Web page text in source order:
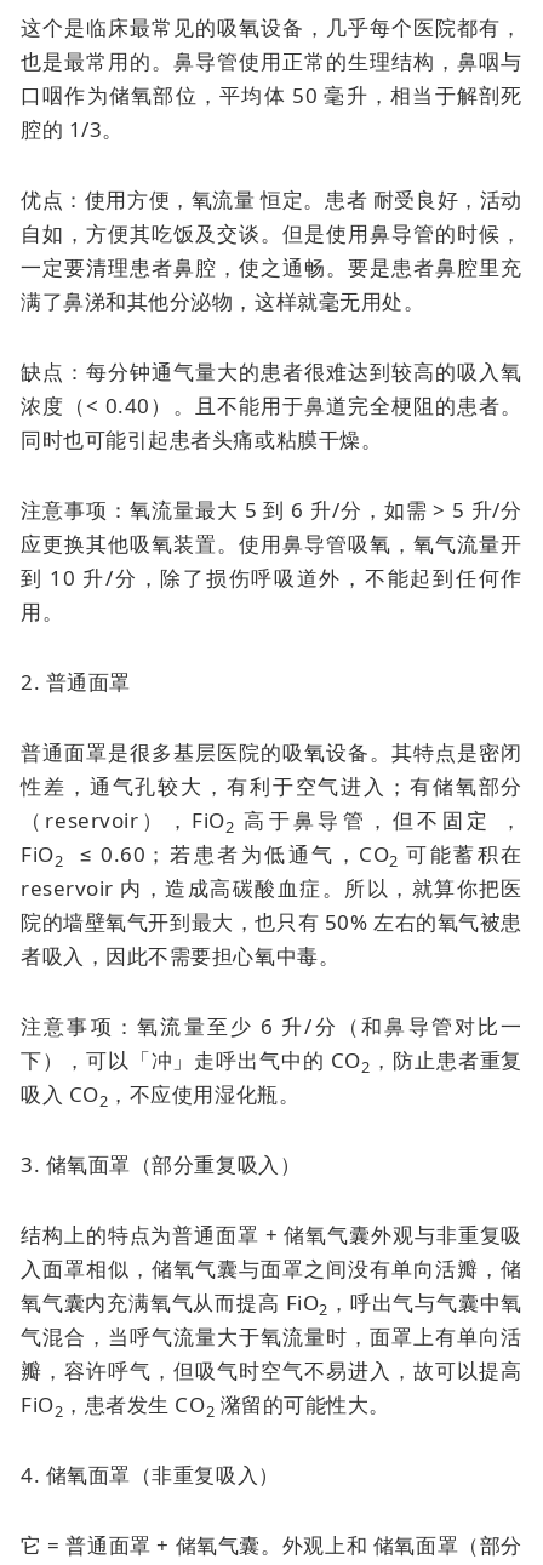
这个是临床最常见的吸氧设备，几乎每个医院都有，
也是最常用的。鼻导管使用正常的生理结构，鼻咽与
口咽作为储氧部位，平均体 50 毫升，相当于解剖死
腔的 1/3。
优点：使用方便， 氧流量恒定。患者 耐受良好，活动
自如，方便其吃饭及交谈。但是使用鼻导管的时候，
一定要清理患者鼻腔，使之通畅。要是患者鼻腔里充
满了鼻涕和其他分泌物，这样就毫无用处。
缺点：每分钟通气量大的患者很难达到较高的吸入氧
浓度（< 0.40）。且不能用于鼻道完全梗阻的患者。
同时也可能引起患者头痛或粘膜干燥。
注意事项：氧流量最大 5 到 6 升/分，如需 > 5 升/分
应更换其他吸氧装置。使用鼻导管吸氧，氧气流量开
到 10 升/分，除了损伤呼吸道外，不能起到任何作
用。
2. 普通面罩
普通面罩是很多基层医院的吸氧设备。其特点是密闭
性差，通气孔较大，有利于空气进入；有储氧部分
（reservoir），FiO2 高于鼻导管，但不固定 ，
FiO2 ≤ 0.60；若患者为低通气，CO2 可能蓄积在
reservoir 内，造成高碳酸血症。所以，就算你把医
院的墙壁氧气开到最大，也只有 50% 左右的氧气被患
者吸入，因此不需要担心氧中毒。
注意事项：氧流量至少 6 升/分（和鼻导管对比一
下），可以「冲」走呼出气中的 CO2 ，防止患者重复
吸入 CO2 ，不应使用湿化瓶。
3. 储氧面罩（部分重复吸入）
结构上的特点为普通面罩 + 储氧气囊外观与非重复吸
入面罩相似，储氧气囊与面罩之间没有单向活瓣，储
氧气囊内充满氧气从而提高 FiO2 ，呼出气与气囊中氧
气混合，当呼气流量大于氧流量时，面罩上有单向活
瓣，容许呼气，但吸气时空气不易进入，故可以提高
FiO2 ，患者发生 CO2 潴留的可能性大。
4. 储氧面罩（非重复吸入）
它 = 普通面罩 + 储氧气囊。外观上和 储氧面罩（部分